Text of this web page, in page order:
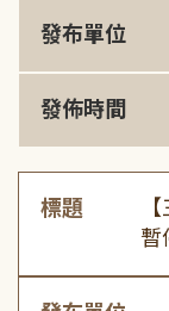
發布單位
發佈時間
標題
暫